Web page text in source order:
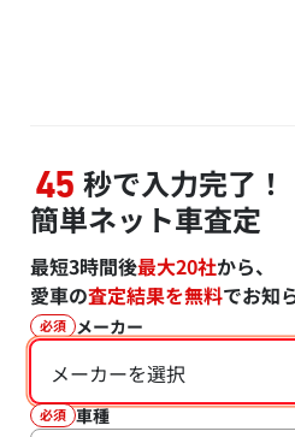
45 秒で入力完了！
簡単ネット車査定
最短3時間後最大20社から、
愛車の査定結果を無料でお知
必須 メーカー
メーカーを選択
必須 車種